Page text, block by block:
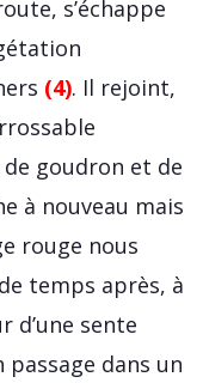
s’échappe
(4). Il rejoint,
goudron et de
à nouveau mais
rouge nous
temps après, à
d’une sente
dans un